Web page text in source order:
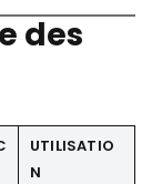
des
UTILISATIO
N